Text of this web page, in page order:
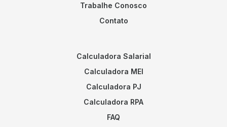
Trabalhe Conosco
Contato
Calculadora Salarial
Calculadora MEI
Calculadora PJ
Calculadora RPA
FAQ